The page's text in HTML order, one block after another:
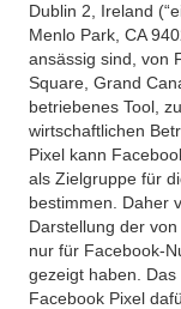
Dublin 2, Ireland
Menlo Park, CA
ansässig sind, von
Square, Grand
betriebenes Tool,
wirtschaftlichen
Pixel kann
als Zielgruppe für
bestimmen. Daher
Darstellung der
nur für Facebook-
gezeigt haben.
Facebook Pixel